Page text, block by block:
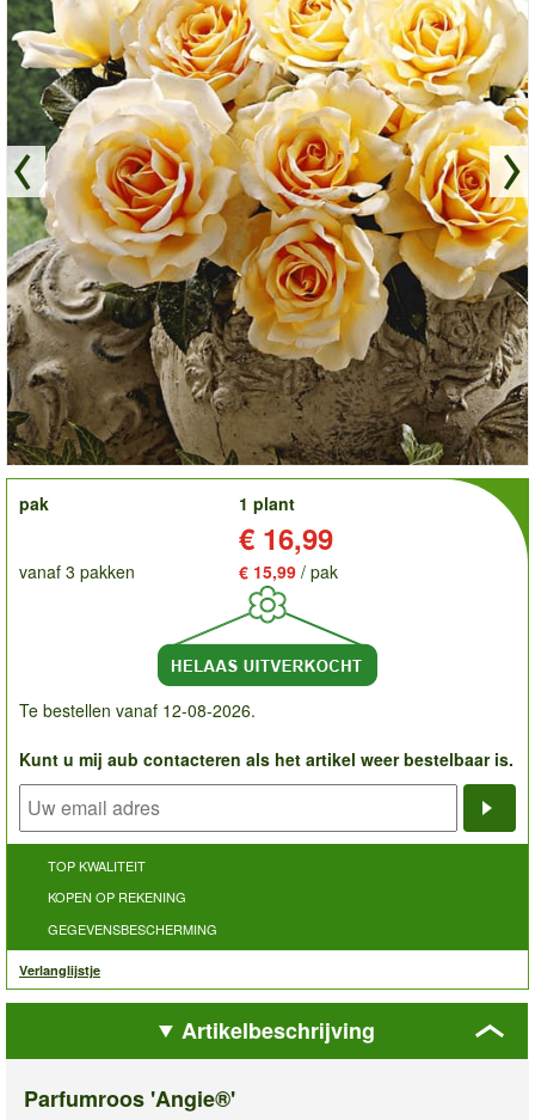
order
pak
1 plant
€ 16,99
vanaf 3 pakken € 15,99 / pak
Te bestellen vanaf 12-08-2026.
Kunt u mij aub contacteren als het artikel weer bestelbaar is.
TOP KWALITEIT
KOPEN OP REKENING
GEGEVENSBESCHERMING
Verlanglijstje
Artikelbeschrijving
Parfumroos 'Angie®'